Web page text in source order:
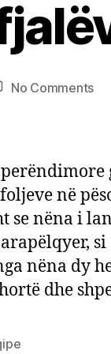
No Commentson
në
fjali
në
se nëna i lan
si
nëna dy
dhe